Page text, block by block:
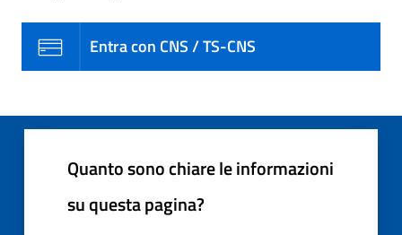
Entra con CNS / TS-CNS
Quanto sono chiare le informazioni
su questa pagina?